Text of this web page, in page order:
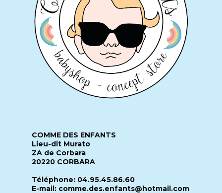
COMME DES ENFANTS
Lieu-dit Murato
ZA de Corbara
20220 CORBARA
Téléphone: 04.95.45.86.60
E-mail: comme.des.enfants@hotmail.com